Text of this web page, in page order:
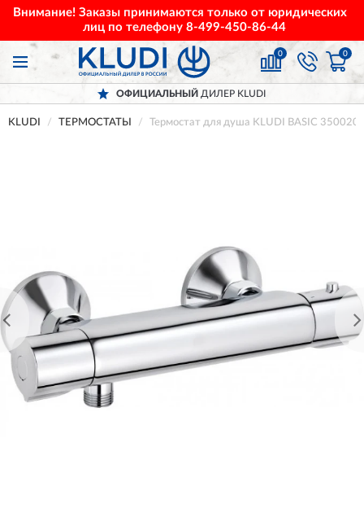
Внимание! Заказы принимаются только от юридических
лиц по телефону 8-499-450-86-44
0 0
ОФИЦИАЛЬНЫЙ ДИЛЕР KLUDI
KLUDI ТЕРМОСТАТЫ Термостат для душа KLUDI BASIC